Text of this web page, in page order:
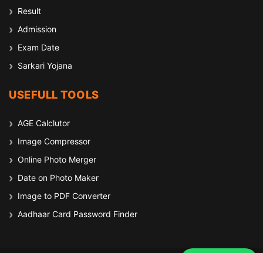
Result
Admission
Exam Date
Sarkari Yojana
USEFULL TOOLS
AGE Calclutor
Image Compressor
Online Photo Merger
Date on Photo Maker
Image to PDF Converter
Aadhaar Card Password Finder